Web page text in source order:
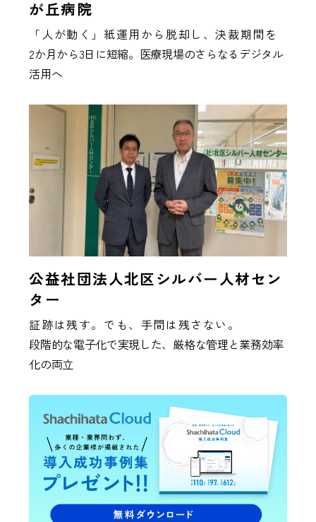
が丘病院
「人が動く」紙運用から脱却し、決裁期間を
2か月から3日に短縮。医療現場のさらなるデジタル
活用へ
公益社団法人北区シルバー人材セン
ター
証跡は残す。でも、手間は残さない。
段階的な電子化で実現した、厳格な管理と業務効率
化の両立